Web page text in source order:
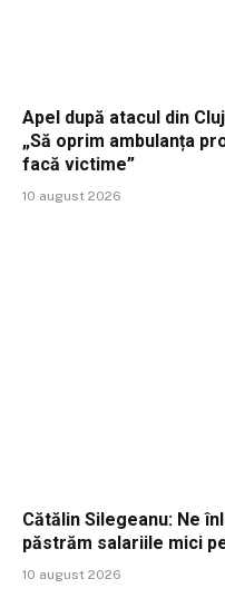
Apel după atacul din
„Să oprim ambulanța
facă victime”
10 august 2026
Cătălin Silegeanu: Ne
păstrăm salariile mici
10 august 2026